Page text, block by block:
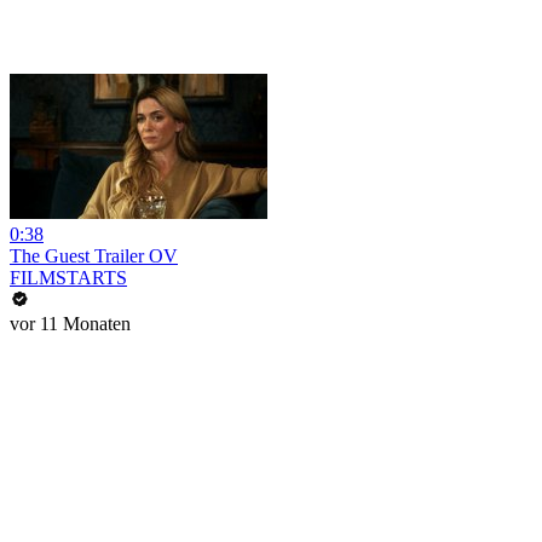
0:38
The Guest Trailer OV
FILMSTARTS
vor 11 Monaten